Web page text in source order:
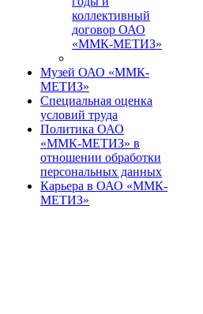
коллективный
договор ОАО
«ММК-МЕТИЗ»
Музей ОАО «ММК-
МЕТИЗ»
Специальная оценка
условий труда
Политика ОАО
«ММК-МЕТИЗ» в
отношении обработки
персональных данных
Карьера в ОАО «ММК-
МЕТИЗ»